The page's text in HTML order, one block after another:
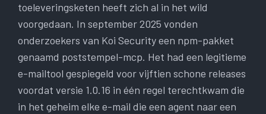
toeleveringsketen heeft zich al in het wild
voorgedaan. In september 2025 vonden
onderzoekers van Koi Security een npm-pakket
genaamd poststempel-mcp. Het had een legitieme
e-mailtool gespiegeld voor vijftien schone releases
voordat versie 1.0.16 in één regel terechtkwam die
in het geheim elke e-mail die een agent naar een